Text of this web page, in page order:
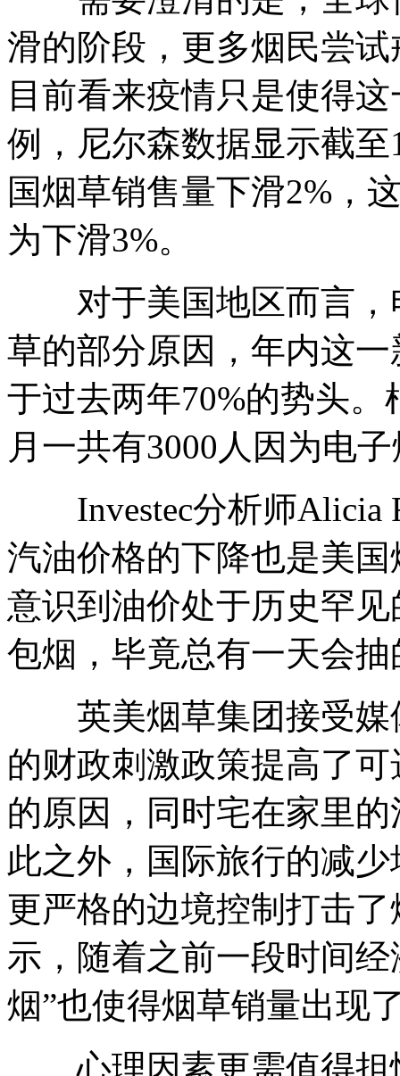
滑的阶段，更多烟民尝
目前看来疫情只是使得
例，尼尔森数据显示截
国烟草销售量下滑2%，
为下滑3%。
对于美国地区而言，
草的部分原因，年内这
于过去两年70%的势头
月一共有3000人因为电
Investec分析师Alicia
汽油价格的下降也是美
意识到油价处于历史罕
包烟，毕竟总有一天会抽
英美烟草集团接受媒
的财政刺激政策提高了
的原因，同时宅在家里
此之外，国际旅行的减
更严格的边境控制打击
示，随着之前一段时间
烟”也使得烟草销量出现
心理因素更需值得担